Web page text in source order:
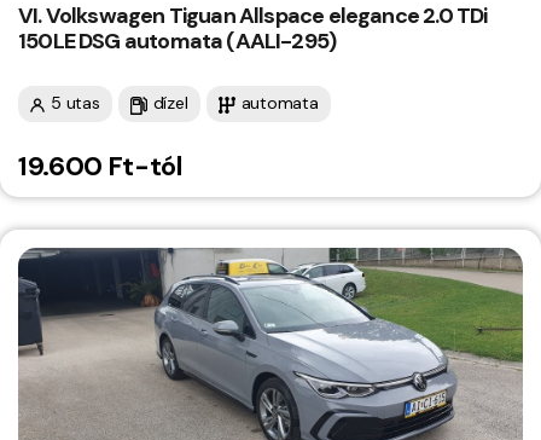
VI. Volkswagen Tiguan Allspace elegance 2.0 TDi
150LE DSG automata (AALI-295)
5 utas dízel automata
19.600 Ft-tól